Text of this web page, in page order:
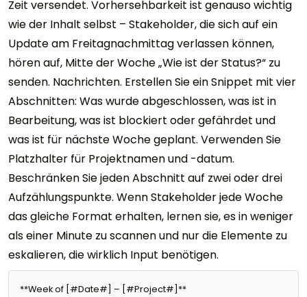
Zeit versendet. Vorhersehbarkeit ist genauso wichtig
wie der Inhalt selbst – Stakeholder, die sich auf ein
Update am Freitagnachmittag verlassen können,
hören auf, Mitte der Woche „Wie ist der Status?“ zu
senden. Nachrichten. Erstellen Sie ein Snippet mit vier
Abschnitten: Was wurde abgeschlossen, was ist in
Bearbeitung, was ist blockiert oder gefährdet und
was ist für nächste Woche geplant. Verwenden Sie
Platzhalter für Projektnamen und -datum.
Beschränken Sie jeden Abschnitt auf zwei oder drei
Aufzählungspunkte. Wenn Stakeholder jede Woche
das gleiche Format erhalten, lernen sie, es in weniger
als einer Minute zu scannen und nur die Elemente zu
eskalieren, die wirklich Input benötigen.
**Week of [#Date#] – [#Project#]**